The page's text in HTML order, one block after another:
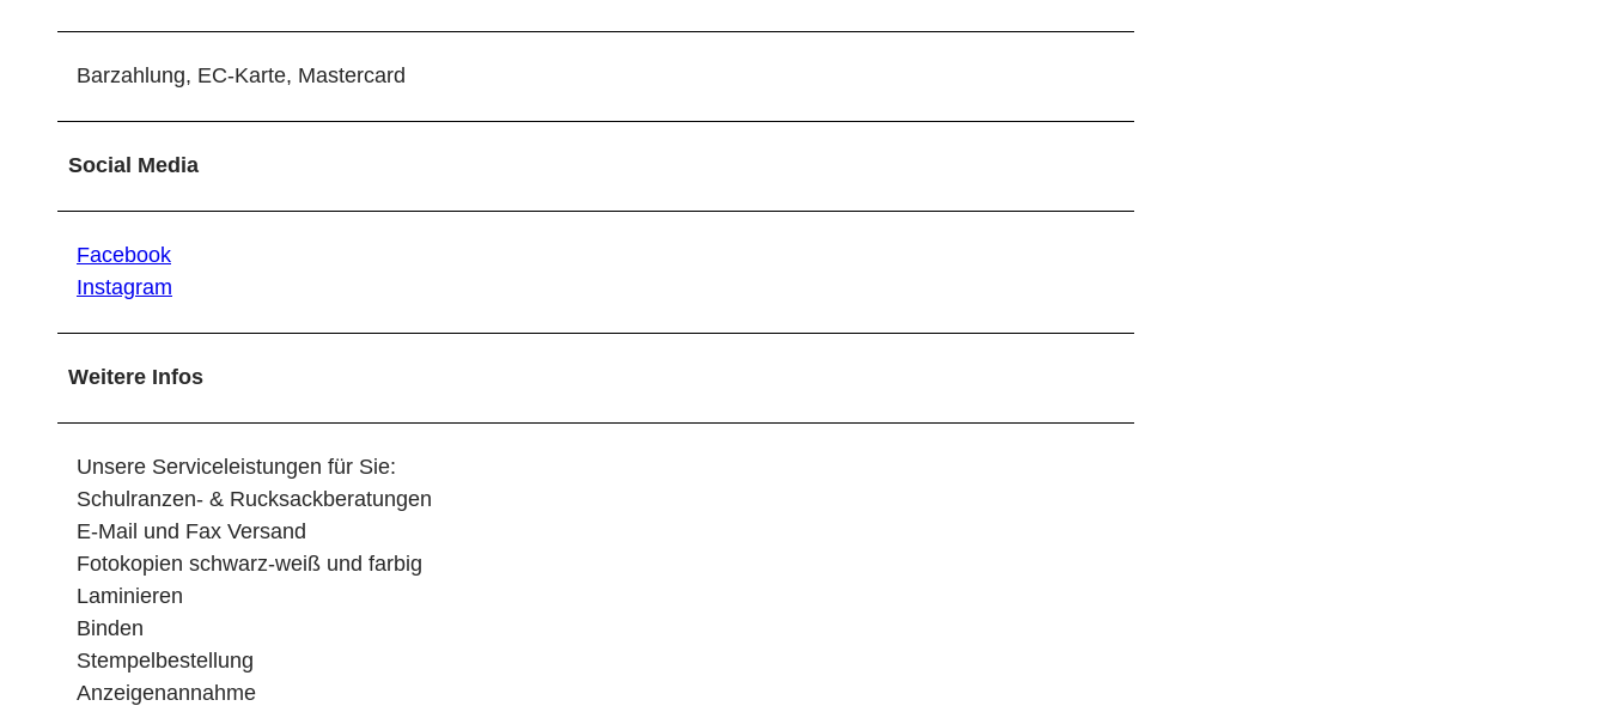
Barzahlung, EC-Karte, Mastercard
Social Media
Facebook
Instagram
Weitere Infos
Unsere Serviceleistungen für Sie:
Schulranzen- & Rucksackberatungen
E-Mail und Fax Versand
Fotokopien schwarz-weiß und farbig
Laminieren
Binden
Stempelbestellung
Anzeigenannahme